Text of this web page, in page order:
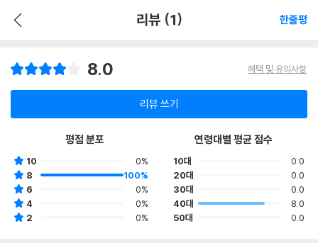
리뷰 (1) 한줄평
8.0 혜택 및 유의사항
리뷰 쓰기
평점 분포
10
0%
8
100%
6
0%
4
0%
2
0%
연령대별 평균 점수
10대
0.0
20대
0.0
30대
0.0
40대
8.0
50대
0.0